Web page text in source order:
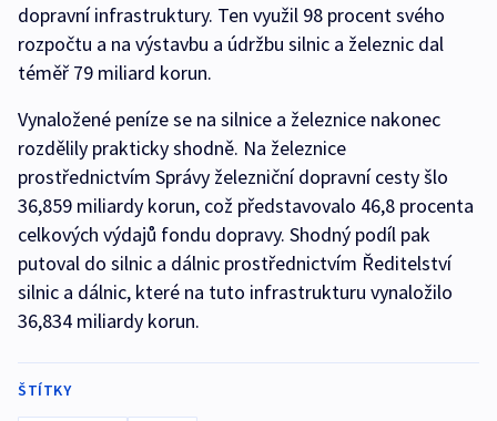
dopravní infrastruktury. Ten využil 98 procent svého
rozpočtu a na výstavbu a údržbu silnic a železnic dal
téměř 79 miliard korun.
Vynaložené peníze se na silnice a železnice nakonec
rozdělily prakticky shodně. Na železnice
prostřednictvím Správy železniční dopravní cesty šlo
36,859 miliardy korun, což představovalo 46,8 procenta
celkových výdajů fondu dopravy. Shodný podíl pak
putoval do silnic a dálnic prostřednictvím Ředitelství
silnic a dálnic, které na tuto infrastrukturu vynaložilo
36,834 miliardy korun.
ŠTÍTKY